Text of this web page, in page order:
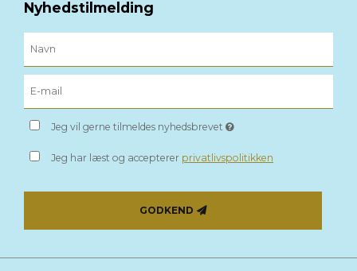
Nyhedstilmelding
Jeg vil gerne tilmeldes nyhedsbrevet
Jeg har læst og accepterer privatlivspolitikken
GODKEND